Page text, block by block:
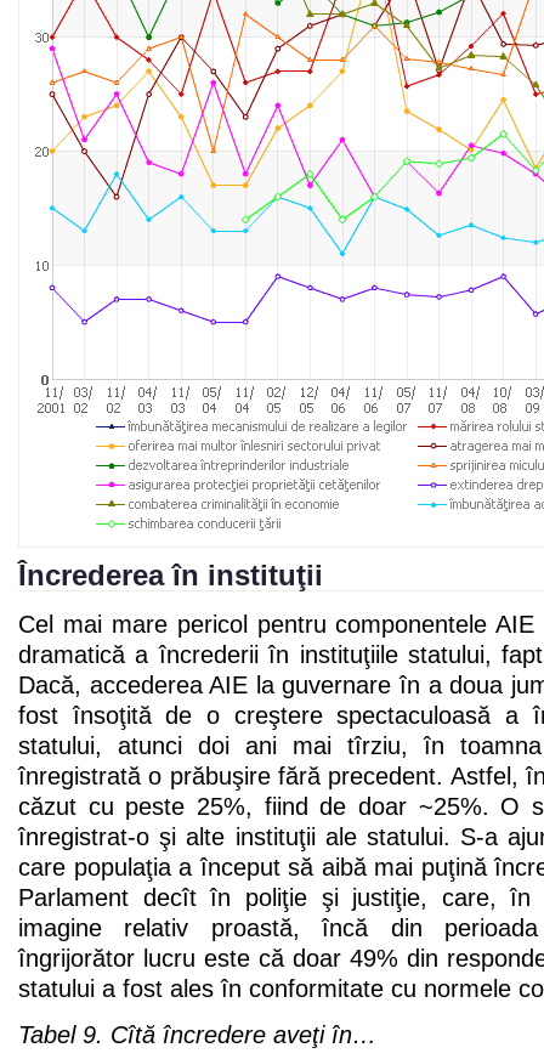
Încrederea în instituţii
Cel mai mare pericol pentru componentele
dramatică a încrederii în instituţiile statului,
Dacă, accederea AIE la guvernare în a doua
fost însoţită de o creştere spectaculoasă a
statului, atunci doi ani mai tîrziu, în
înregistrată o prăbuşire fără precedent. Astfel,
căzut cu peste 25%, fiind de doar ~25%. O
înregistrat-o şi alte instituţii ale statului. S-a
care populaţia a început să aibă mai puţină
Parlament decît în poliţie şi justiţie, care, în
imagine relativ proastă, încă din
îngrijorător lucru este că doar 49% din
statului a fost ales în conformitate cu normele
Tabel 9. Cîtă încredere aveţi în…